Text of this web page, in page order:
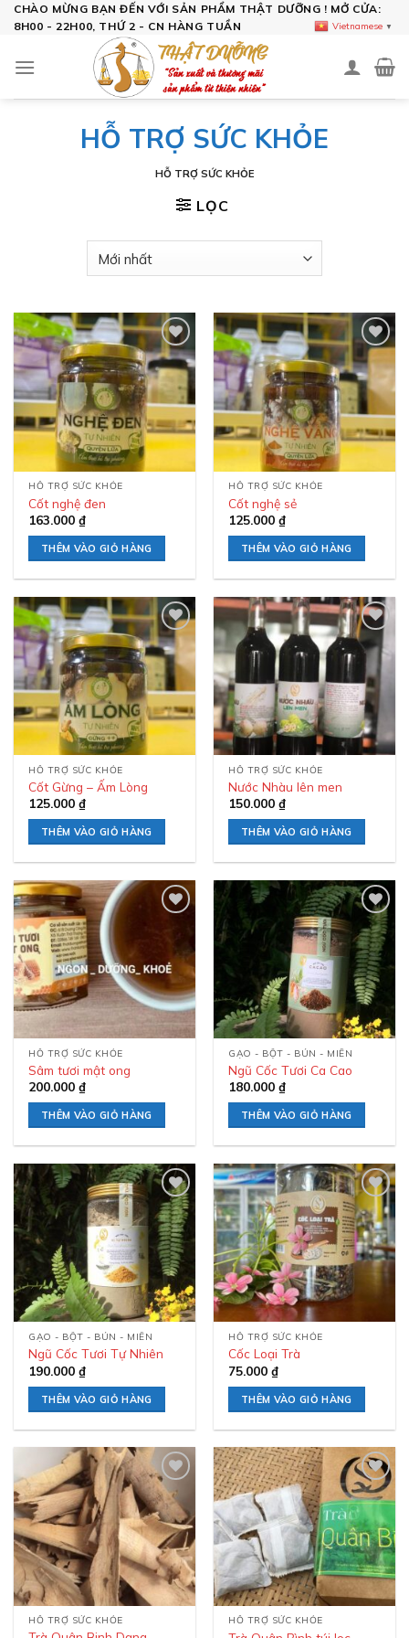
SkipCHÀO MỪNG BẠN ĐẾN VỚI SẢN PHẨM THẬT DƯỠNG ! MỞ CỬA:
8H00 - 22H00, THỨ 2 - CN HÀNG TUẦN
HỖ TRỢ SỨC KHỎE
HỖ TRỢ SỨC KHỎE
LỌC
Add to
wishlist
HỖ TRỢ SỨC KHỎE
Cốt nghệ đen
163.000₫
THÊM VÀO GIỎ HÀNG
Add to
wishlist
HỖ TRỢ SỨC KHỎE
Cốt nghệ sẻ
125.000₫
THÊM VÀO GIỎ HÀNG
Add to
wishlist
HỖ TRỢ SỨC KHỎE
Cốt Gừng – Ấm Lòng
125.000₫
THÊM VÀO GIỎ HÀNG
Add to
wishlist
HỖ TRỢ SỨC KHỎE
Nước Nhàu lên men
150.000₫
THÊM VÀO GIỎ HÀNG
wishlist
HỖ TRỢ SỨC KHỎE
Sâm tươi mật ong
200.000₫
THÊM VÀO GIỎ HÀNG
Add to
wishlist
GẠO - BỘT - BÚN - MIẾN
Ngũ Cốc Tươi Ca Cao
180.000₫
THÊM VÀO GIỎ HÀNG
Add to
wishlist
GẠO - BỘT - BÚN - MIẾN
Ngũ Cốc Tươi Tự Nhiên
190.000₫
THÊM VÀO GIỎ HÀNG
Add to
wishlist
HỖ TRỢ SỨC KHỎE
Cốc Loại Trà
75.000₫
THÊM VÀO GIỎ HÀNG
Add to
wishlist
HỖ TRỢ SỨC KHỎE
Add to
wishlist
HỖ TRỢ SỨC KHỎE
Vietnamese ▼